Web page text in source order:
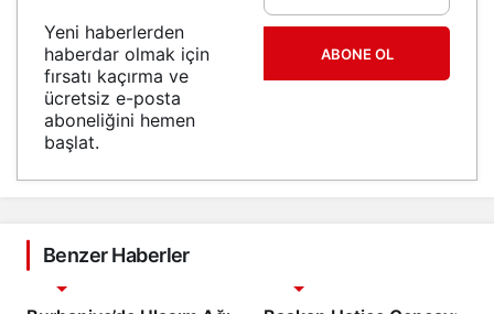
Yeni haberlerden
haberdar olmak için
fırsatı kaçırma ve
ücretsiz e-posta
aboneliğini hemen
başlat.
ABONE OL
Benzer Haberler